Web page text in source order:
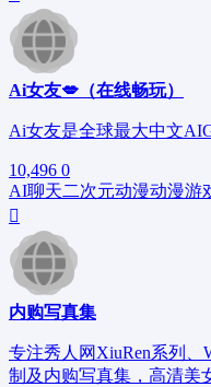
Ai女友💋（在线畅玩）
Ai女友是全球最大中文
10,496 0
AI聊天二次元动漫动漫游
内购写真集
专注秀人网XiuRen系列、
制及内购写真集，高清美